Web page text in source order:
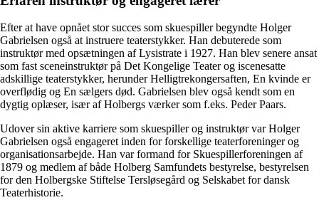
Efter at have opnået stor succes som skuespiller begyndte Holger
Gabrielsen også at instruere teaterstykker. Han debuterede som
instruktør med opsætningen af Lysistrate i 1927. Han blev senere ansat
som fast sceneinstruktør på Det Kongelige Teater og iscenesatte
adskillige teaterstykker, herunder Helligtrekongersaften, En kvinde er
overflødig og En sælgers død. Gabrielsen blev også kendt som en
dygtig oplæser, især af Holbergs værker som f.eks. Peder Paars.
Udover sin aktive karriere som skuespiller og instruktør var Holger
Gabrielsen også engageret inden for forskellige teaterforeninger og
organisationsarbejde. Han var formand for Skuespillerforeningen af
1879 og medlem af både Holberg Samfundets bestyrelse, bestyrelsen
for den Holbergske Stiftelse Tersløsegård og Selskabet for dansk
Teaterhistorie.